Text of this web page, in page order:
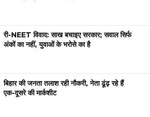
री-NEET विवाद: साख बचाइए सरकार; सवाल सिर्फ
अंकों का नहीं, युवाओं के भरोसे का है
बिहार की जनता तलाश रही नौकरी, नेता ढूंढ़ रहे हैं
एक-दूसरे की मार्कशीट